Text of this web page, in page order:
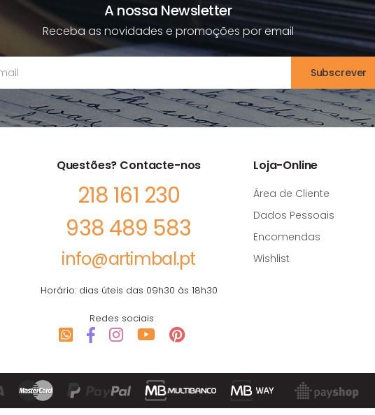
A nossa Newsletter
Receba as novidades e promoções por email
Subscrever
Questões? Contacte-nos
218 161 230
938 489 583
info@artimbal.pt
Horário: dias úteis das 09h30 às 18h30
Redes sociais
Loja-Online
Área de Cliente
Dados Pessoais
Encomendas
Wishlist